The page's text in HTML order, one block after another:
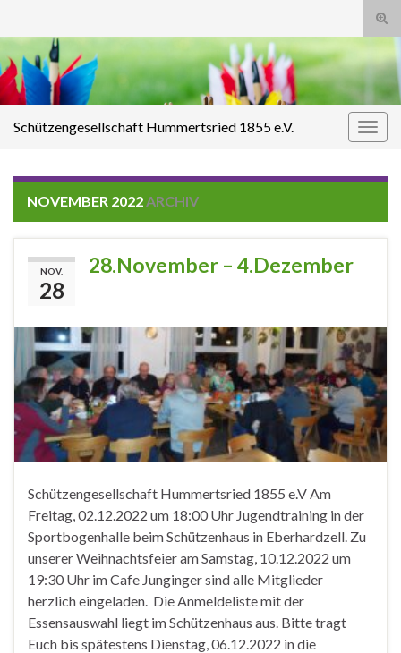
Search for:
Schützengesellschaft Hummertsried 1855 e.V.
NOVEMBER 2022ARCHIV
NOV.
28
28.November – 4.Dezember
Schützengesellschaft Hummertsried 1855 e.V Am
Freitag, 02.12.2022 um 18:00 Uhr Jugendtraining in der
Sportbogenhalle beim Schützenhaus in Eberhardzell. Zu
unserer Weihnachtsfeier am Samstag, 10.12.2022 um
19:30 Uhr im Cafe Junginger sind alle Mitglieder
herzlich eingeladen. Die Anmeldeliste mit der
Essensauswahl liegt im Schützenhaus aus. Bitte tragt
Euch bis spätestens Dienstag, 06.12.2022 in die